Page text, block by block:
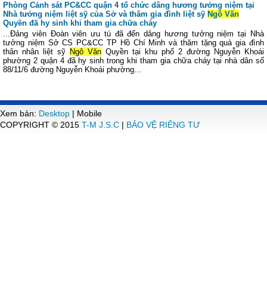
Phòng Cảnh sát PC&CC quận 4 tổ chức dâng hương tưởng niệm tại
Nhà tưởng niệm liệt sỹ của Sở và thăm gia đình liệt sỹ Ngô Văn
Quyền đã hy sinh khi tham gia chữa cháy
...Đảng viên Đoàn viên ưu tú đã đến dâng hương tưởng niệm tại Nhà
tưởng niệm Sở CS PC&CC TP Hồ Chí Minh và thăm tặng quà gia đình
thân nhân liệt sỹ Ngô Văn Quyền tại khu phố 2 đường Nguyễn Khoái
phường 2 quận 4 đã hy sinh trong khi tham gia chữa cháy tại nhà dân số
88/11/6 đường Nguyễn Khoái phường...
Xem bản: Desktop | Mobile
COPYRIGHT © 2015 T-M J.S.C | BẢO VỆ RIÊNG TƯ